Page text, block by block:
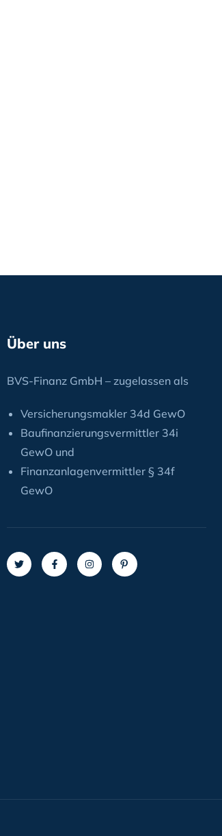
Über uns
BVS-Finanz GmbH – zugelassen als
Versicherungsmakler 34d GewO
Baufinanzierungsvermittler 34i
GewO und
Finanzanlagenvermittler § 34f
GewO